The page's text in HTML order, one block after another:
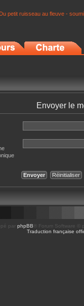
petit ruisseau au fleuve -
Envoyer le
par phpBB ® Forum Software ©
Traduction française